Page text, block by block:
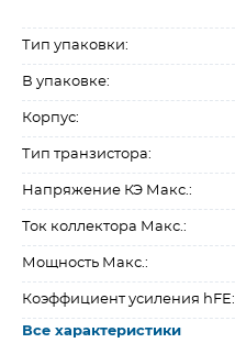
Тип упаковки:
В упаковке:
Корпус:
Тип транзистора:
Напряжение КЭ Макс.:
Ток коллектора Макс.:
Мощность Макс.:
Коэффициент усиления hFE:
Все характеристики